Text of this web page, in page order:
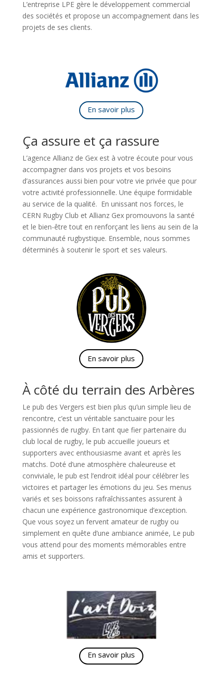
L’entreprise LPE gère le développement commercial
des sociétés et propose un accompagnement dans les
projets de ses clients.
En savoir plus
Ça assure et ça rassure
L’agence Allianz de Gex est à votre écoute pour vous
accompagner dans vos projets et vos besoins
d’assurances aussi bien pour votre vie privée que pour
votre activité professionnelle. Une équipe formidable
au service de la qualité. En unissant nos forces, le
CERN Rugby Club et Allianz Gex promouvons la santé
et le bien-être tout en renforçant les liens au sein de la
communauté rugbystique. Ensemble, nous sommes
déterminés à soutenir le sport et ses valeurs.
En savoir plus
À côté du terrain des Arbères
Le pub des Vergers est bien plus qu’un simple lieu de
rencontre, c’est un véritable sanctuaire pour les
passionnés de rugby. En tant que fier partenaire du
club local de rugby, le pub accueille joueurs et
supporters avec enthousiasme avant et après les
matchs. Doté d’une atmosphère chaleureuse et
conviviale, le pub est l’endroit idéal pour célébrer les
victoires et partager les émotions du jeu. Ses menus
variés et ses boissons rafraîchissantes assurent à
chacun une expérience gastronomique d’exception.
Que vous soyez un fervent amateur de rugby ou
simplement en quête d’une ambiance animée, Le pub
vous attend pour des moments mémorables entre
amis et supporters.
En savoir plus